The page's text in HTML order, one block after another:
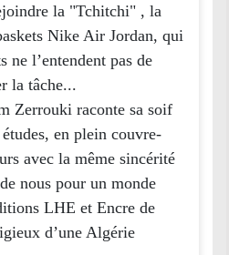
la "Tchitchi" , la
Nike Air Jordan, qui
ne l’entendent pas de
la tâche...
Zerrouki raconte sa soif
en plein couvre-
avec la même sincérité
nous pour un monde
LHE et Encre de
d’une Algérie